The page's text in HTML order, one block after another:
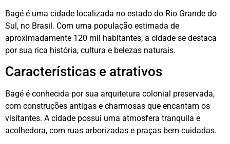
Bagé é uma cidade localizada no estado do Rio Grande do
Sul, no Brasil. Com uma população estimada de
aproximadamente 120 mil habitantes, a cidade se destaca
por sua rica história, cultura e belezas naturais.
Características e atrativos
Bagé é conhecida por sua arquitetura colonial preservada,
com construções antigas e charmosas que encantam os
visitantes. A cidade possui uma atmosfera tranquila e
acolhedora, com ruas arborizadas e praças bem cuidadas.